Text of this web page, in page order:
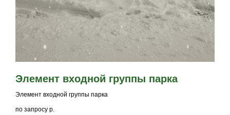
Элемент входной группы парка
Элемент входной группы парка
по запросу р.